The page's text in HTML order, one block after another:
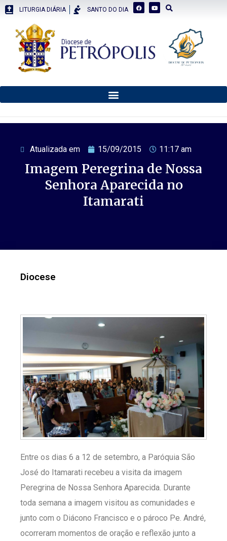
LITURGIA DIÁRIA SANTO DO DIA
Atualizada em 15/09/2015 11:17 am
Imagem Peregrina de Nossa
Senhora Aparecida no
Itamarati
Diocese
Entre os dias 6 a 12 de setembro, a Paróquia São
José do Itamarati recebeu a visita da imagem
Peregrina de Nossa Senhora Aparecida. Durante
toda semana a imagem visitou as comunidades e
junto com o Diácono Francisco e o pároco Pe. André,
ocorreram momentos de oração e reflexão junto a